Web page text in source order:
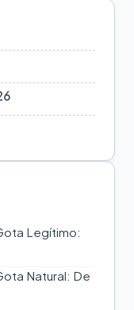
Legítimo:
Natural: De